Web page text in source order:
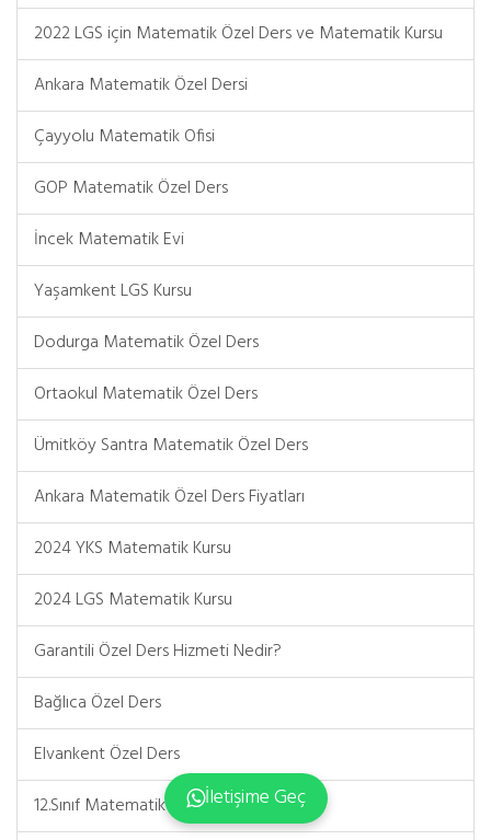
2022 LGS için Matematik Özel Ders ve Matematik Kursu
Ankara Matematik Özel Dersi
Çayyolu Matematik Ofisi
GOP Matematik Özel Ders
İncek Matematik Evi
Yaşamkent LGS Kursu
Dodurga Matematik Özel Ders
Ortaokul Matematik Özel Ders
Ümitköy Santra Matematik Özel Ders
Ankara Matematik Özel Ders Fiyatları
2024 YKS Matematik Kursu
2024 LGS Matematik Kursu
Garantili Özel Ders Hizmeti Nedir?
Bağlıca Özel Ders
Elvankent Özel Ders
12.Sınıf Matematik Kursuİletişime Geç